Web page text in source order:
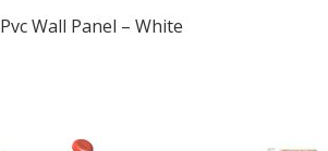
Pvc Wall Panel – White